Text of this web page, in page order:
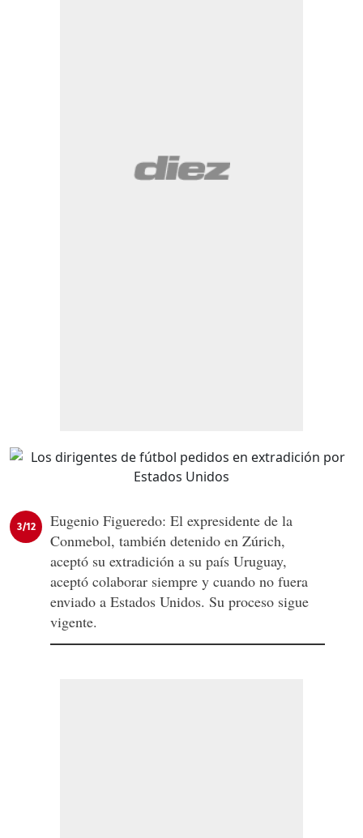
3/12
Eugenio Figueredo: El expresidente de la
Conmebol, también detenido en Zúrich,
aceptó su extradición a su país Uruguay,
aceptó colaborar siempre y cuando no fuera
enviado a Estados Unidos. Su proceso sigue
vigente.